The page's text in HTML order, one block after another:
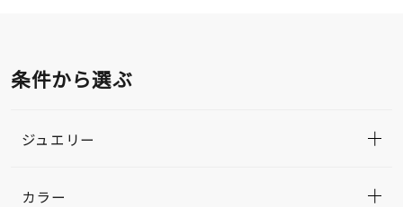
条件から選ぶ
ジュエリー
カラー